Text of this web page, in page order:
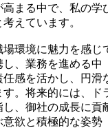
まる中で、私の学
えています。
環境に魅力を感じ
、業務を進める中
感を活かし、円滑
。将来的には、ド
、御社の成長に貢
欲と積極的な姿勢